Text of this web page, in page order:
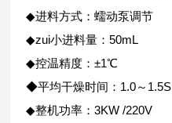
◆进料方式：蠕动泵调节
◆zui小进料量：50mL
◆控温精度：±1℃
◆平均干燥时间：1.0～1.5S
◆整机功率：3KW /220V